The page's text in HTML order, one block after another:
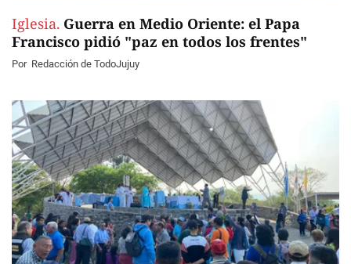
Iglesia. Guerra en Medio Oriente: el Papa
Francisco pidió "paz en todos los frentes"
Por Redacción de TodoJujuy